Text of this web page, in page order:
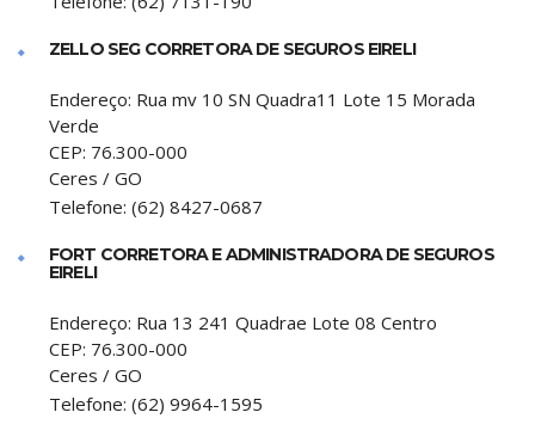
ZELLO SEG CORRETORA DE SEGUROS EIRELI
Endereço: Rua mv 10 SN Quadra11 Lote 15 Morada
Verde
CEP: 76.300-000
Ceres / GO
Telefone: (62) 8427-0687
FORT CORRETORA E ADMINISTRADORA DE SEGUROS
EIRELI
Endereço: Rua 13 241 Quadrae Lote 08 Centro
CEP: 76.300-000
Ceres / GO
Telefone: (62) 9964-1595